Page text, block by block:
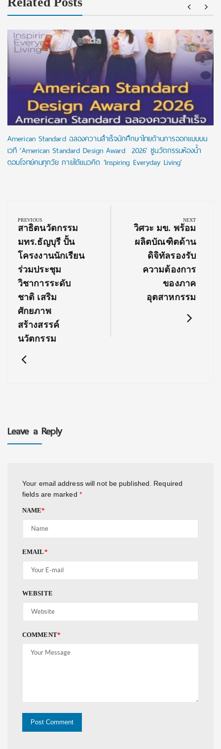
American Standard ฉลองความสำเร็จนักศึกษาไทยด้านการออกแบบบน
เวที ‘American Standard Design Award 2026’ ชูนวัตกรรมห้องน้ำ
ตอบโจทย์คนทุกวัย ภายใต้แนวคิด ‘Inspiring Everyday Living’
navigation
PREVIOUS
Previous
Post:
สาธิตนวัตกรรม
มทร.ธัญบุรี ปั้น
โครงงานนักเรียน
ร่วมประชุม
วิชาการระดับ
ชาติ เสริม
ศักยภาพ
สร้างสรรค์
นวัตกรรม
NEXT
Next
Post:
วิศวะ มข. พร้อม
ผลิตบัณฑิตด้าน
ดิจิทัลรองรับ
ความต้องการ
ของภาค
อุตสาหกรรม
Leave a Reply
Your email address will not be published.
Required
fields are marked *
NAME*
EMAIL*
WEBSITE
COMMENT*